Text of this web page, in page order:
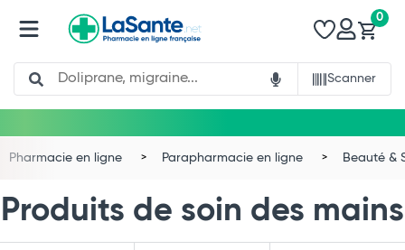
Search
Scanner
0
Pharmacie en ligne Parapharmacie en ligne Beauté &
Produits de soin des mains